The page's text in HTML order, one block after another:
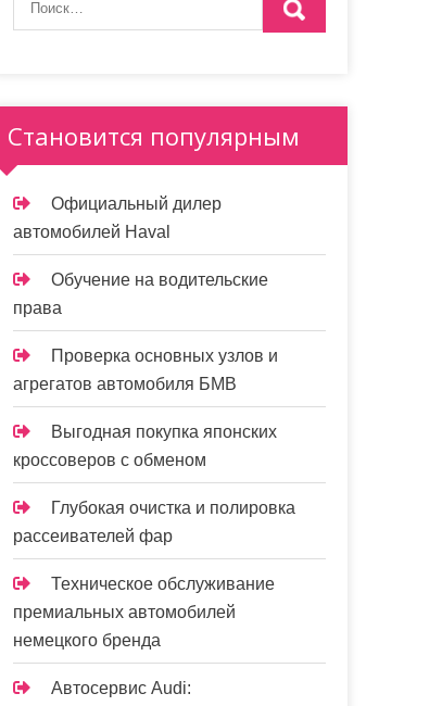
Становится популярным
Официальный дилер
автомобилей Haval
Обучение на водительские
права
Проверка основных узлов и
агрегатов автомобиля БМВ
Выгодная покупка японских
кроссоверов с обменом
Глубокая очистка и полировка
рассеивателей фар
Техническое обслуживание
премиальных автомобилей
немецкого бренда
Автосервис Audi: